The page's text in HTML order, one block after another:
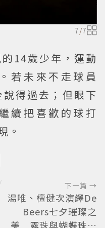
7/7
14歲少年，運動
若未來不走球員
得過去；但眼下
續把喜歡的球打
。
下一篇 →
湯唯、檀健次演繹De
Beers七夕璀璨之
美 露珠與蝴蝶珠寶